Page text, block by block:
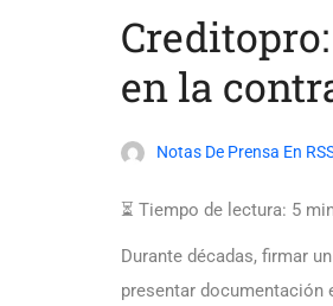
en la
Notas De Prensa En
⏳ Tiempo de lectura: 5
Durante décadas, firmar
presentar documentación